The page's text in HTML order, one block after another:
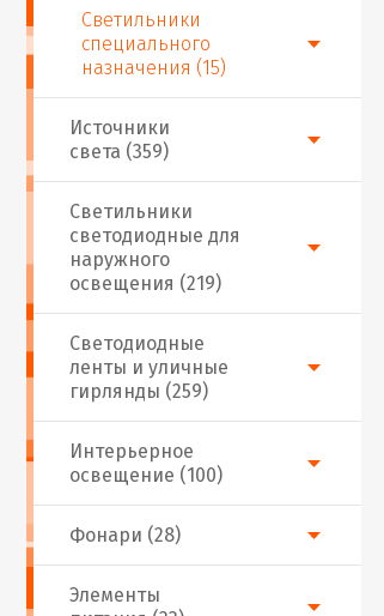
Фонари (28)
Интерьерное
освещение (100)
Источники
света (359)
Светодиодные
ленты и уличные
гирлянды (259)
Светильники
специального
назначения (15)
Светильники
светодиодные для
наружного
освещения (219)
Элементы